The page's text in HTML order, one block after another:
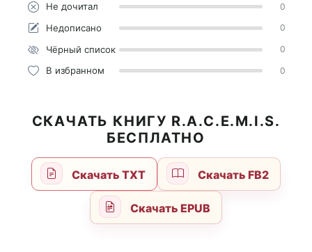
Не дочитал 0
Недописано 0
Чёрный список 0
В избранном 0
СКАЧАТЬ КНИГУ R.A.C.E.M.I.S.
БЕСПЛАТНО
Скачать TXT Скачать FB2
Скачать EPUB